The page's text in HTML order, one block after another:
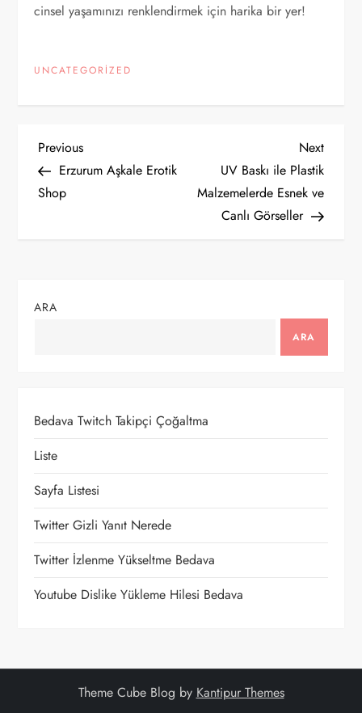
cinsel yaşamınızı renklendirmek için harika bir yer!
UNCATEGORIZED
Y
a
g
i
n
m
e
s
i
Previous
Post
Previous
Erzurum Aşkale Erotik
Shop
Next
Post
Next
UV Baskı ile Plastik
Malzemelerde Esnek ve
Canlı Görseller
ARA
ARA
Bedava Twitch Takipçi Çoğaltma
Liste
Sayfa Listesi
Twitter Gizli Yanıt Nerede
Twitter İzlenme Yükseltme Bedava
Youtube Dislike Yükleme Hilesi Bedava
Theme Cube Blog by Kantipur Themes